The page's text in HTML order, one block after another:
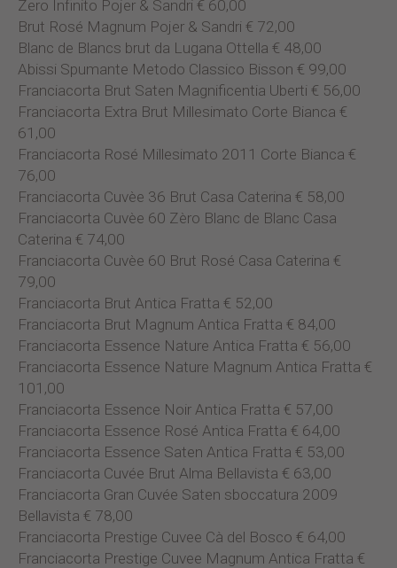
Zero Infinito Pojer & Sandri € 60,00
Brut Rosé Magnum Pojer & Sandri € 72,00
Blanc de Blancs brut da Lugana Ottella € 48,00
Abissi Spumante Metodo Classico Bisson € 99,00
Franciacorta Brut Saten Magnificentia Uberti € 56,00
Franciacorta Extra Brut Millesimato Corte Bianca €
61,00
Franciacorta Rosé Millesimato 2011 Corte Bianca €
76,00
Franciacorta Cuvèe 36 Brut Casa Caterina € 58,00
Franciacorta Cuvèe 60 Zèro Blanc de Blanc Casa
Caterina € 74,00
Franciacorta Cuvèe 60 Brut Rosé Casa Caterina €
79,00
Franciacorta Brut Antica Fratta € 52,00
Franciacorta Brut Magnum Antica Fratta € 84,00
Franciacorta Essence Nature Antica Fratta € 56,00
Franciacorta Essence Nature Magnum Antica Fratta €
101,00
Franciacorta Essence Noir Antica Fratta € 57,00
Franciacorta Essence Rosé Antica Fratta € 64,00
Franciacorta Essence Saten Antica Fratta € 53,00
Franciacorta Cuvée Brut Alma Bellavista € 63,00
Franciacorta Gran Cuvée Saten sboccatura 2009
Bellavista € 78,00
Franciacorta Prestige Cuvee Cà del Bosco € 64,00
Franciacorta Prestige Cuvee Magnum Antica Fratta €